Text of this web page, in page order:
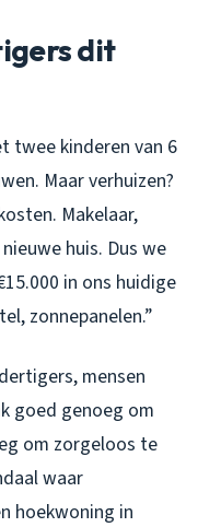
dit
twee kinderen van 6
Maar verhuizen?
Makelaar,
huis. Dus we
in ons huidige
zonnepanelen.”
mensen
goed genoeg om
om zorgeloos te
waar
hoekwoning in